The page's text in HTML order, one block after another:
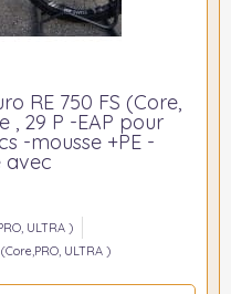
RE 750 FS (Core,
, 29 P -EAP pour
-mousse +PE -
avec
ULTRA )
ULTRA )